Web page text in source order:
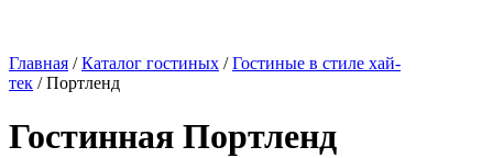
Главная /Каталог гостиных /Гостиные в стиле хай-
тек / Портленд
Гостинная Портленд